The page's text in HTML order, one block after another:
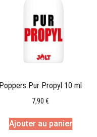
Poppers Pur Propyl 10 ml
7,90 €
Ajouter au panier